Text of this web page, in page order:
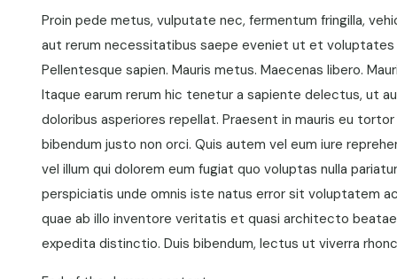
Proin pede metus, vulputate nec, fermentum fringilla,
aut rerum necessitatibus saepe eveniet ut et
Pellentesque sapien. Mauris metus. Maecenas libero.
Itaque earum rerum hic tenetur a sapiente delectus, ut
doloribus asperiores repellat. Praesent in mauris eu
bibendum justo non orci. Quis autem vel eum iure
vel illum qui dolorem eum fugiat quo voluptas nulla
perspiciatis unde omnis iste natus error sit voluptatem
quae ab illo inventore veritatis et quasi architecto
expedita distinctio. Duis bibendum, lectus ut viverra